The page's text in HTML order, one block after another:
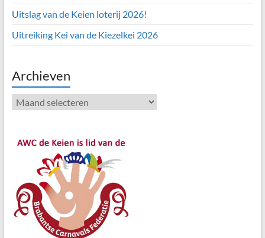
Uitslag van de Keien loterij 2026!
Uitreiking Kei van de Kiezelkei 2026
Archieven
Archieven